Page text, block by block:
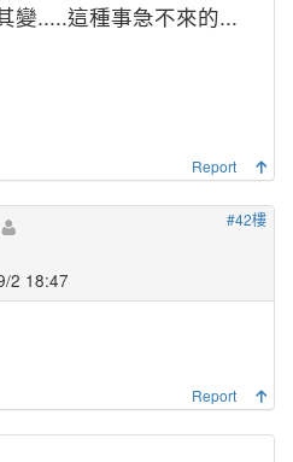
變.....這種事急不來的...
Report
#42樓
2 18:47
Report